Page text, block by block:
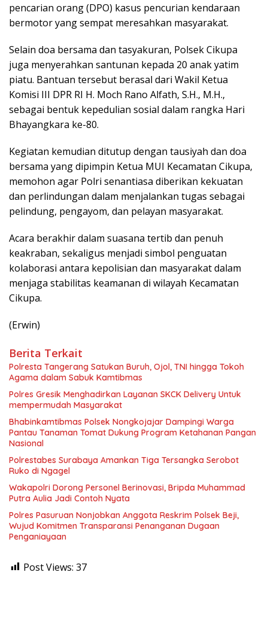
pencarian orang (DPO) kasus pencurian kendaraan
bermotor yang sempat meresahkan masyarakat.
Selain doa bersama dan tasyakuran, Polsek Cikupa
juga menyerahkan santunan kepada 20 anak yatim
piatu. Bantuan tersebut berasal dari Wakil Ketua
Komisi III DPR RI H. Moch Rano Alfath, S.H., M.H.,
sebagai bentuk kepedulian sosial dalam rangka Hari
Bhayangkara ke-80.
Kegiatan kemudian ditutup dengan tausiyah dan doa
bersama yang dipimpin Ketua MUI Kecamatan Cikupa,
memohon agar Polri senantiasa diberikan kekuatan
dan perlindungan dalam menjalankan tugas sebagai
pelindung, pengayom, dan pelayan masyarakat.
Acara berakhir dalam suasana tertib dan penuh
keakraban, sekaligus menjadi simbol penguatan
kolaborasi antara kepolisian dan masyarakat dalam
menjaga stabilitas keamanan di wilayah Kecamatan
Cikupa.
(Erwin)
Berita Terkait
Polresta Tangerang Satukan Buruh, Ojol, TNI hingga Tokoh
Polres Gresik Menghadirkan Layanan SKCK Delivery Untuk
mempermudah Masyarakat
Bhabinkamtibmas Polsek Nongkojajar Dampingi Warga
Pantau Tanaman Tomat Dukung Program Ketahanan Pangan
Nasional
Polrestabes Surabaya Amankan Tiga Tersangka Serobot
Ruko di Ngagel
Wakapolri Dorong Personel Berinovasi, Bripda Muhammad
Putra Aulia Jadi Contoh Nyata
Polres Pasuruan Nonjobkan Anggota Reskrim Polsek Beji,
Wujud Komitmen Transparansi Penanganan Dugaan
Penganiayaan
Post Views: 37